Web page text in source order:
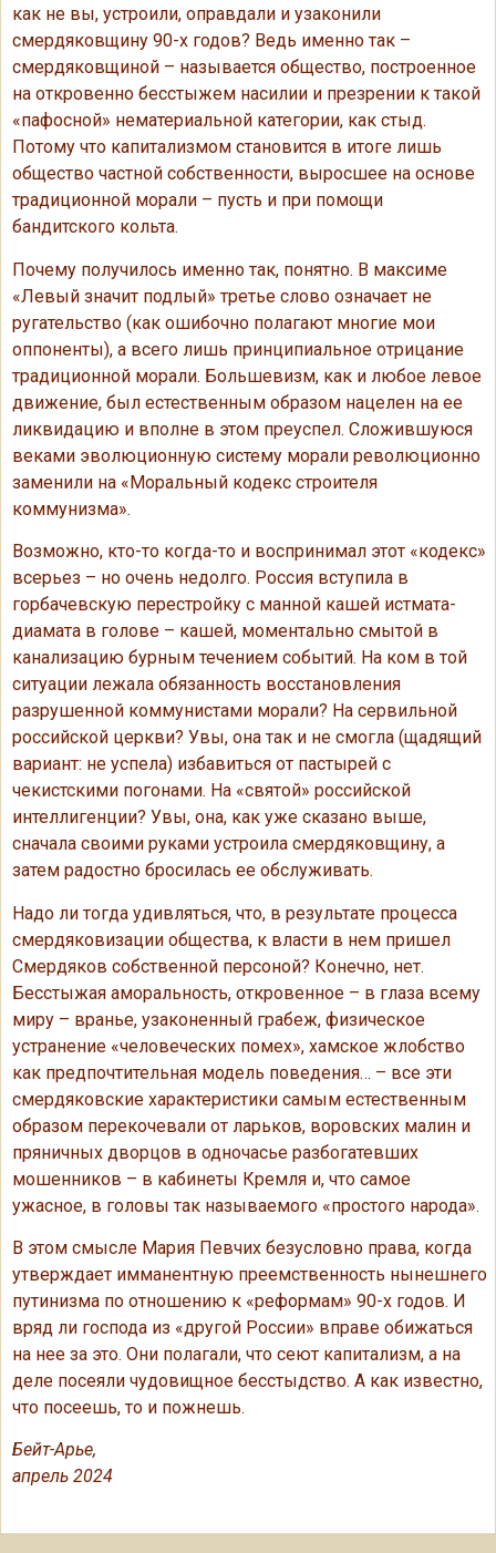
как не вы, устроили, оправдали и узаконили
смердяковщину 90-х годов? Ведь именно так –
смердяковщиной – называется общество, построенное
на откровенно бесстыжем насилии и презрении к такой
«пафосной» нематериальной категории, как стыд.
Потому что капитализмом становится в итоге лишь
общество частной собственности, выросшее на основе
традиционной морали – пусть и при помощи
бандитского кольта.
Почему получилось именно так, понятно. В максиме
«Левый значит подлый» третье слово означает не
ругательство (как ошибочно полагают многие мои
оппоненты), а всего лишь принципиальное отрицание
традиционной морали. Большевизм, как и любое левое
движение, был естественным образом нацелен на ее
ликвидацию и вполне в этом преуспел. Сложившуюся
веками эволюционную систему морали революционно
заменили на «Моральный кодекс строителя
коммунизма».
Возможно, кто-то когда-то и воспринимал этот «кодекс»
всерьез – но очень недолго. Россия вступила в
горбачевскую перестройку с манной кашей истмата-
диамата в голове – кашей, моментально смытой в
канализацию бурным течением событий. На ком в той
ситуации лежала обязанность восстановления
разрушенной коммунистами морали? На сервильной
российской церкви? Увы, она так и не смогла (щадящий
вариант: не успела) избавиться от пастырей с
чекистскими погонами. На «святой» российской
интеллигенции? Увы, она, как уже сказано выше,
сначала своими руками устроила смердяковщину, а
затем радостно бросилась ее обслуживать.
Надо ли тогда удивляться, что, в результате процесса
смердяковизации общества, к власти в нем пришел
Смердяков собственной персоной? Конечно, нет.
Бесстыжая аморальность, откровенное – в глаза всему
миру – вранье, узаконенный грабеж, физическое
устранение «человеческих помех», хамское жлобство
как предпочтительная модель поведения… – все эти
смердяковские характеристики самым естественным
образом перекочевали от ларьков, воровских малин и
пряничных дворцов в одночасье разбогатевших
мошенников – в кабинеты Кремля и, что самое
ужасное, в головы так называемого «простого народа».
В этом смысле Мария Певчих безусловно права, когда
утверждает имманентную преемственность нынешнего
путинизма по отношению к «реформам» 90-х годов. И
вряд ли господа из «другой России» вправе обижаться
на нее за это. Они полагали, что сеют капитализм, а на
деле посеяли чудовищное бесстыдство. А как известно,
что посеешь, то и пожнешь.
Бейт-Арье,
апрель 2024